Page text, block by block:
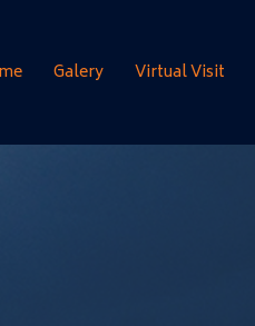
Galery Virtual Visit